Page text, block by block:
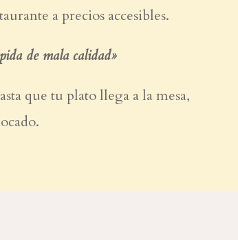
a precios accesibles.
de mala calidad»
que tu plato llega a la mesa,